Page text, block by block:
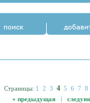
Страницы: 1 2 3 4 5 6 7 8
« предыдущая |